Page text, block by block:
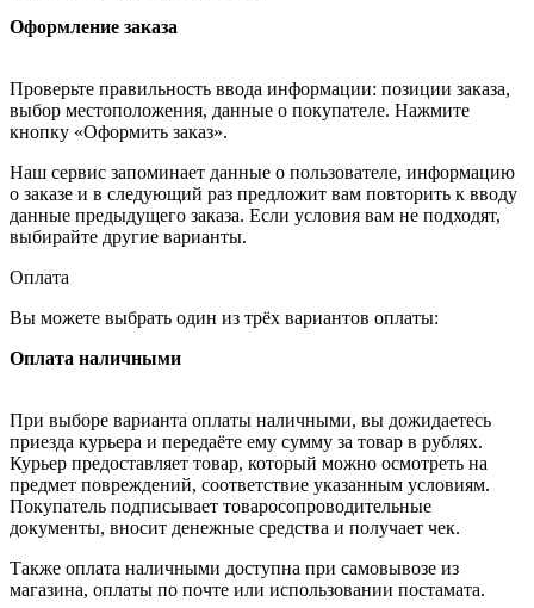
Оформление заказа
Проверьте правильность ввода информации: позиции заказа,
выбор местоположения, данные о покупателе. Нажмите
кнопку «Оформить заказ».
Наш сервис запоминает данные о пользователе, информацию
о заказе и в следующий раз предложит вам повторить к вводу
данные предыдущего заказа. Если условия вам не подходят,
выбирайте другие варианты.
Оплата
Вы можете выбрать один из трёх вариантов оплаты:
Оплата наличными
При выборе варианта оплаты наличными, вы дожидаетесь
приезда курьера и передаёте ему сумму за товар в рублях.
Курьер предоставляет товар, который можно осмотреть на
предмет повреждений, соответствие указанным условиям.
Покупатель подписывает товаросопроводительные
документы, вносит денежные средства и получает чек.
Также оплата наличными доступна при самовывозе из
магазина, оплаты по почте или использовании постамата.